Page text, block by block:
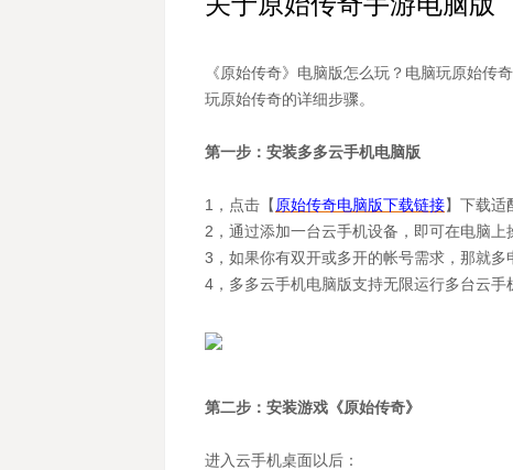
《原始传奇》电脑版怎么玩？电脑玩原始传
玩原始传奇的详细步骤。
第一步：安装多多云手机电脑版
1，点击【 原始传奇电脑版下载链接】下载适
2，通过添加一台云手机设备，即可在电脑上
3，如果你有双开或多开的帐号需求，那就多
4，多多云手机电脑版支持无限运行多台云手
第二步：安装游戏《原始传奇》
进入云手机桌面以后：